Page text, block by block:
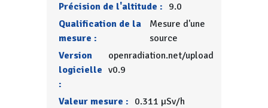
Précision de l'altitude : 9.0
Qualification de la
mesure :
Mesure d'une
source
Version
logicielle
:
openradiation.net/upload
v0.9
Valeur mesure : 0.311 µSv/h